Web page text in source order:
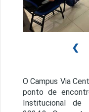
❮
O Campus Via
ponto de
Institucional de